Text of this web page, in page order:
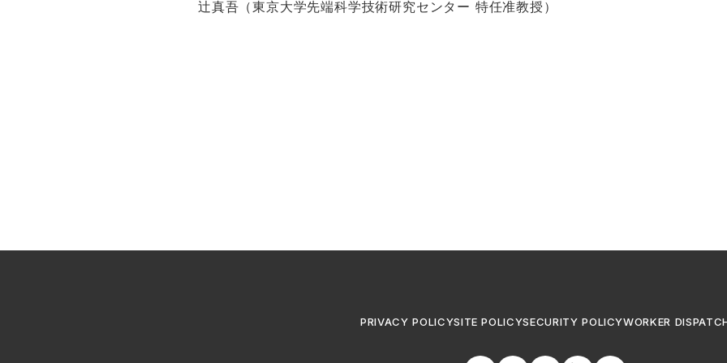
辻真吾（東京大学先端科学技術研究センター 特任准教授）
PRIVACY POLICYSITE POLICYSECURITY POLICYWORKER